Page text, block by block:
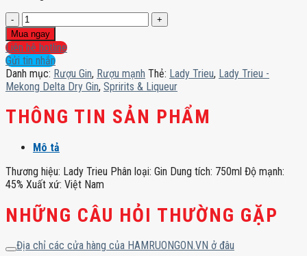
Lady
Trieu
-
Mekong
Delta
Dry
Gin
số
lượng
Mua ngay
Liên hệ hotline
Gửi tin nhắn
Danh mục: Rượu Gin, Rượu mạnh Thẻ: Lady Trieu, Lady Trieu -
Mekong Delta Dry Gin, Spririts & Liqueur
THÔNG TIN SẢN PHẨM
Mô tả
Thương hiệu: Lady Trieu Phân loại: Gin Dung tích: 750ml Độ mạnh:
45% Xuất xứ: Việt Nam
NHỮNG CÂU HỎI THƯỜNG GẶP
Địa chỉ các cửa hàng của HAMRUONGON.VN ở đâu